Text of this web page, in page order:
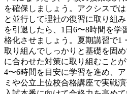
を確保しましょう。アクシスで
と並行して理社の復習に取り組
を引退したら、1日6〜8時間を学
格化させましょう。夏期講習で1
取り組んでしっかりと基礎を固
に合わせた対策に取り組むこと
4〜6時間を目安に学習を進め、
ミや公立上位校合格講座で実戦